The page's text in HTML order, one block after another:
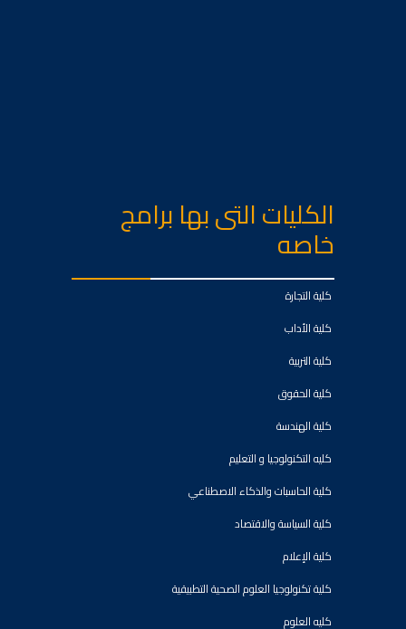
الكليات التى بها برامج
خاصه
كلية التجارة
كلية الأداب
كلية التربية
كلية الحقوق
كلية الهندسة
كليه التكنولوجيا و التعليم
كلية الحاسبات والذكاء الاصطناعي
كلية السياسة والاقتصاد
كلية الإعلام
كلية تكنولوجيا العلوم الصحية التطبيقية
كليه العلوم